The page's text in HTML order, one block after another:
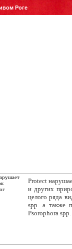
Роге
Protect
и других
целого ряда
spp. а также
Psorophora